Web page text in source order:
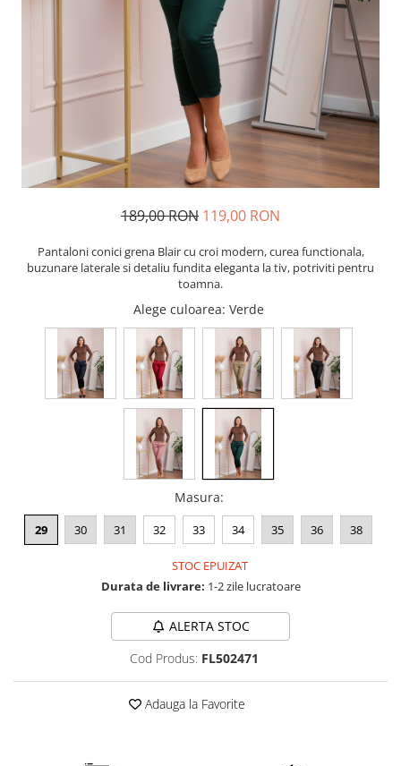
189,00 RON 119,00 RON
Pantaloni conici grena Blair cu croi modern, curea functionala,
buzunare laterale si detaliu fundita eleganta la tiv, potriviti pentru
toamna.
Alege culoarea: Verde
Masura:
29 30 31 32 33 34 35 36 38
STOC EPUIZAT
Durata de livrare: 1-2 zile lucratoare
ALERTA STOC
Cod Produs: FL502471
Adauga la Favorite